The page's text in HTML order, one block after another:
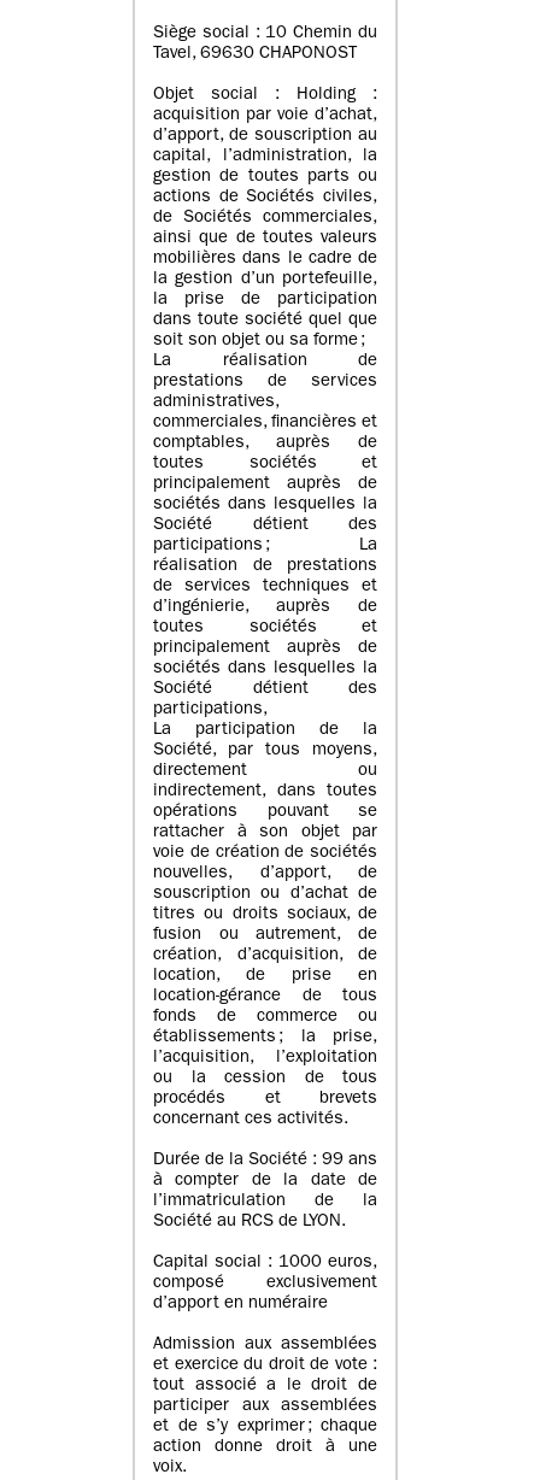
Siège social : 10 Chemin du
Tavel, 69630 CHAPONOST
Objet social : Holding :
acquisition par voie d’achat,
d’apport, de souscription au
capital, l’administration, la
gestion de toutes parts ou
actions de Sociétés civiles,
de Sociétés commerciales,
ainsi que de toutes valeurs
mobilières dans le cadre de
la gestion d’un portefeuille,
la prise de participation
dans toute société quel que
soit son objet ou sa forme ;
La réalisation de
prestations de services
administratives,
commerciales, financières et
comptables, auprès de
toutes sociétés et
principalement auprès de
sociétés dans lesquelles la
Société détient des
participations ; La
réalisation de prestations
de services techniques et
d’ingénierie, auprès de
toutes sociétés et
principalement auprès de
sociétés dans lesquelles la
Société détient des
participations,
La participation de la
Société, par tous moyens,
directement ou
indirectement, dans toutes
opérations pouvant se
rattacher à son objet par
voie de création de sociétés
nouvelles, d’apport, de
souscription ou d’achat de
titres ou droits sociaux, de
fusion ou autrement, de
création, d’acquisition, de
location, de prise en
location-gérance de tous
fonds de commerce ou
établissements ; la prise,
l’acquisition, l’exploitation
ou la cession de tous
procédés et brevets
concernant ces activités.
Durée de la Société : 99 ans
à compter de la date de
l’immatriculation de la
Société au RCS de LYON.
Capital social : 1000 euros,
composé exclusivement
d’apport en numéraire
Admission aux assemblées
et exercice du droit de vote :
tout associé a le droit de
participer aux assemblées
et de s’y exprimer ; chaque
action donne droit à une
voix.